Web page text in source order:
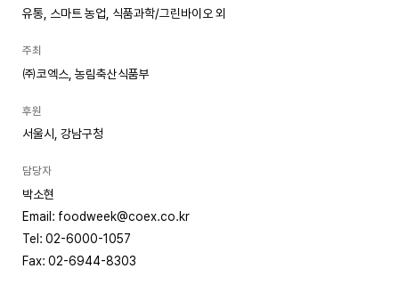
유통, 스마트 농업, 식품과학/그린바이오 외
주최
㈜코엑스, 농림축산식품부
후원
서울시, 강남구청
담당자
박소현
Email: foodweek@coex.co.kr
Tel: 02-6000-1057
Fax: 02-6944-8303